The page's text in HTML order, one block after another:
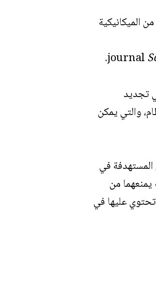
الميكانيكية
.
تجديد
والتي يمكن
المستهدفة في
من
عليها في